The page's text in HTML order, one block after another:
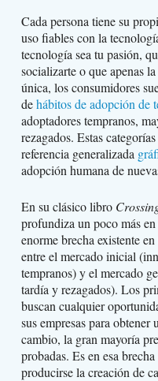
Cada persona tiene su
uso fiables con la
tecnología sea tu pasión,
socializarte o que apenas
única, los consumidores
dehábitos de adopción de
adoptadores tempranos,
rezagados. Estas
referencia generalizada
adopción humana de
En su clásico libro
profundiza un poco más
enorme brecha existente
entre el mercado inicial
tempranos) y el mercado
tardía y rezagados). Los
buscan cualquier
sus empresas para
cambio, la gran mayoría
probadas. Es en esa
producirse la creación de